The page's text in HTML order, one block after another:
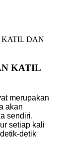
DAN
KATIL
merupakan
akan
sendiri.
setiap kali
detik